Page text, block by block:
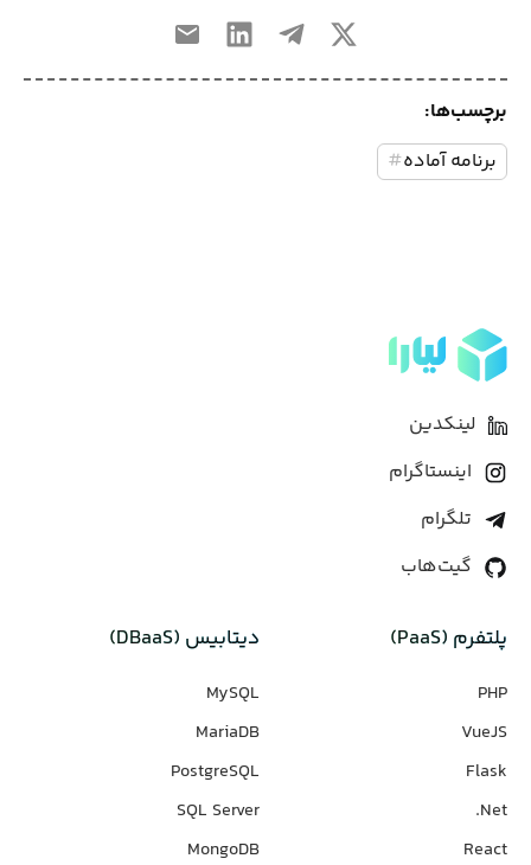
برچسب‌ها:
برنامه آماده#
لینکدین
اینستاگرام
تلگرام
گیت‌هاب
پلتفرم (PaaS)
PHP
VueJS
Flask
Net.
React
دیتابیس‌ (DBaaS)
MySQL
MariaDB
PostgreSQL
SQL Server
MongoDB